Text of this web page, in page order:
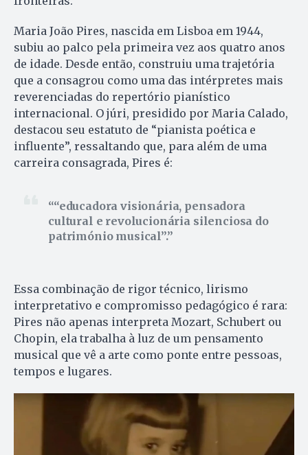
Maria João Pires, nascida em Lisboa em 1944,
subiu ao palco pela primeira vez aos quatro anos
de idade. Desde então, construiu uma trajetória
que a consagrou como uma das intérpretes mais
reverenciadas do repertório pianístico
internacional. O júri, presidido por Maria Calado,
destacou seu estatuto de “pianista poética e
influente”, ressaltando que, para além de uma
carreira consagrada, Pires é:
“educadora visionária, pensadora
cultural e revolucionária silenciosa do
património musical”.
Essa combinação de rigor técnico, lirismo
interpretativo e compromisso pedagógico é rara:
Pires não apenas interpreta Mozart, Schubert ou
Chopin, ela trabalha à luz de um pensamento
musical que vê a arte como ponte entre pessoas,
tempos e lugares.